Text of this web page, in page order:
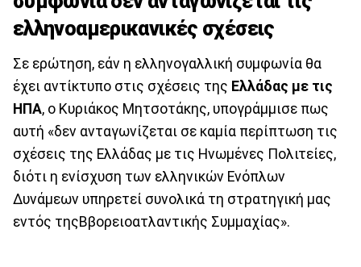
ελληνοαμερικανικές σχέσεις
Σε ερώτηση, εάν η ελληνογαλλική συμφωνία θα
έχει αντίκτυπο στις σχέσεις της Ελλάδας με τις
ΗΠΑ, ο Κυριάκος Μητσοτάκης, υπογράμμισε πως
αυτή «δεν ανταγωνίζεται σε καμία περίπτωση τις
σχέσεις της Ελλάδας με τις Ηνωμένες Πολιτείες,
διότι η ενίσχυση των ελληνικών Ενόπλων
Δυνάμεων υπηρετεί συνολικά τη στρατηγική μας
εντός τηςΒβορειοατλαντικής Συμμαχίας».